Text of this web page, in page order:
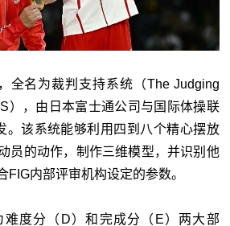
全名为裁判支持系统（The Judging
），由日本富士通公司与国际体操联
。该系统能够利用四到八个精心摆放
员的动作，制作三维模型，并识别他
FIG内部评审机构设定的参数。
难度分（D）和完成分（E）两大部